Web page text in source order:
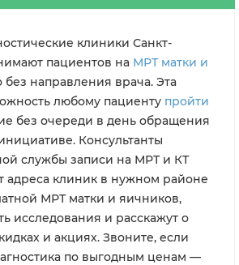
клиники Санкт-
пациентов на МРТ матки и
без направления врача. Эта
любому пациенту пройти
без очереди в день обращения
Консультанты
службы записи на МРТ и КТ
адреса клиник в нужном районе
МРТ матки и яичников,
исследования и расскажут о
и акциях. Звоните, если
по выгодным ценам —